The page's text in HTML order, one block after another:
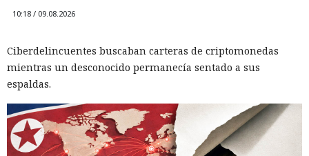
10:18 / 09.08.2026
Ciberdelincuentes buscaban carteras de criptomonedas
mientras un desconocido permanecía sentado a sus
espaldas.